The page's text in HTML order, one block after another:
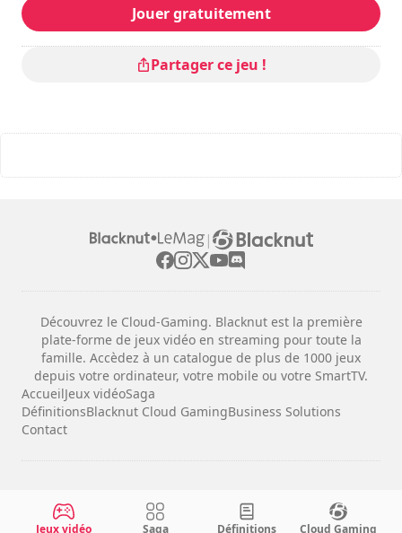
Jouer gratuitement
Partager ce jeu !
|
Découvrez le Cloud-Gaming. Blacknut est la première
plate-forme de jeux vidéo en streaming pour toute la
famille. Accèdez à un catalogue de plus de 1000 jeux
depuis votre ordinateur, votre mobile ou votre SmartTV.
AccueilJeux vidéoSaga
DéfinitionsBlacknut Cloud GamingBusiness Solutions
Contact
Mentions légales
Conditions d'utilisation
Jeux vidéo Saga Définitions Cloud Gaming